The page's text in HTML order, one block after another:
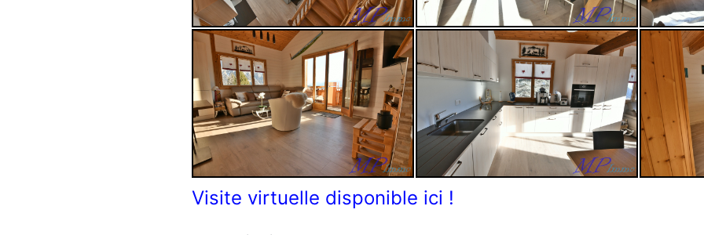
Visite virtuelle disponible ici !